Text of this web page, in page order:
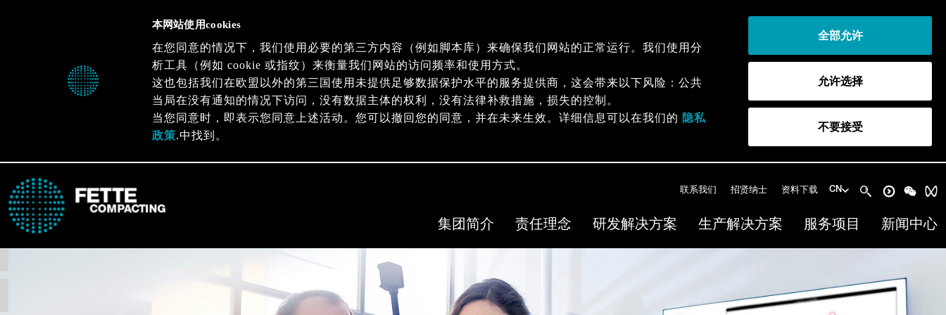
集团简介 责任理念 研发解决方案 生产解决方案 服务项目 新闻中心
CN
联系我们 招贤纳士 资料下载
本网站使用cookies
在您同意的情况下，我们使用必要的第三方内容（例如脚本库）来确保我们网站的正常运行。我们使用分
析工具（例如 cookie 或指纹）来衡量我们网站的访问频率和使用方式。
这也包括我们在欧盟以外的第三国使用未提供足够数据保护水平的服务提供商，这会带来以下风险：公共
当局在没有通知的情况下访问，没有数据主体的权利，没有法律补救措施，损失的控制。
当您同意时，即表示您同意上述活动。您可以撤回您的同意，并在未来生效。详细信息可以在我们的 隐私
政策.中找到。
全部允许
允许选择
不要接受